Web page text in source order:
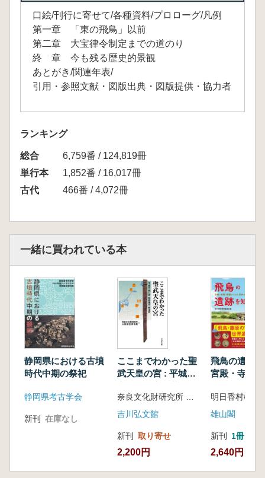
口絵/刊行に寄せて/各種資料/プロローグ/凡例
第一章 「東の飛鳥」以前
第二章 大宝律令制定までの道のり
終 章 今も残る歴史的景観
あとがき/関連年表/
引用・参照文献・図版出典・図版提供・協力者
ランキング
総合
6,759番 / 124,819冊
単行本
1,852番 / 16,017冊
古代
466番 / 4,072冊
一緒に買われている本
静岡県における古墳
時代中期の祭祀
静岡県考古学会
新刊 在庫なし
ここまでわかった聖
武天皇の宮 : 平城
宮・難波宮
奈良文化財研究所 大阪歴史博物館 編集
吉川弘文館
新刊 取り寄せ
2,200円
飛鳥の遺跡
宮殿・寺院
り
雄山閣
新刊 1冊
2,640円